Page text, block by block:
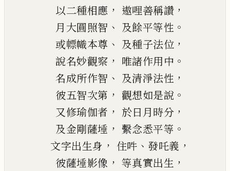
以二種相應 ， 遨哩善稱讚 ，
月大圓照智 、 及餘平等性 。
或幖幟本尊 、 及種子法位 ，
說名妙觀察 ， 唯諸作用中 。
名成所作智 、 及清淨法性 ，
彼五智次第 ， 觀想如是說 。
又修瑜伽者 ， 於日月時分 ，
及金剛薩埵 ， 繫念悉平等 。
文字出生身 ， 住吽 、 發吒義 ，
彼薩埵影像 ， 等真實出生 ，